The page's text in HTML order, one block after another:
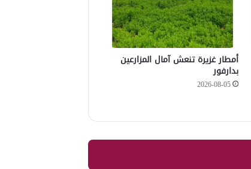
أمطار غزيرة تنعش آمال المزارعين
بدارفور
2026-08-05